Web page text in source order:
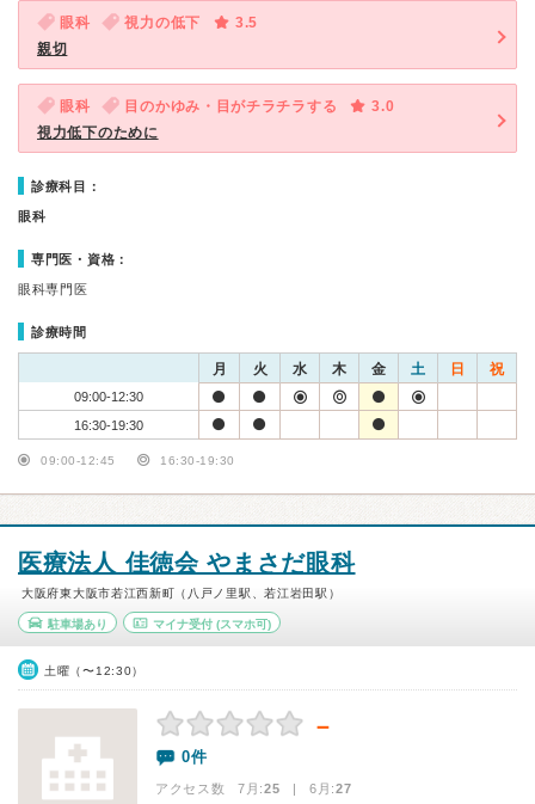
眼科 視力の低下
3.5
親切
眼科 目のかゆみ・目がチラチラする
3.0
視力低下のために
診療科目：
眼科
専門医・資格：
眼科専門医
診療時間
月 火 水 木 金 土 日 祝
09:00-12:30
16:30-19:30
09:00-12:45 16:30-19:30
医療法人 佳徳会 やまさだ眼科
大阪府東大阪市若江西新町（八戸ノ里駅、若江岩田駅）
駐車場あり マイナ受付(スマホ可)
土曜（〜12:30）
－
0件
アクセス数 7月:25 | 6月:27